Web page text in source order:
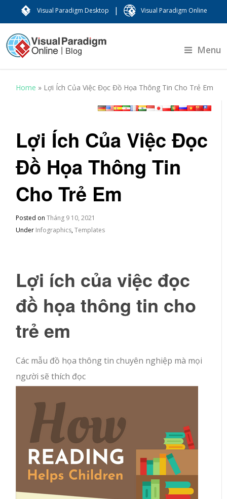
Visual Paradigm Desktop | Visual Paradigm Online
Menu
Home » Lợi Ích Của Việc Đọc Đồ Họa Thông Tin Cho Trẻ Em
Lợi Ích Của Việc Đọc
Đồ Họa Thông Tin
Cho Trẻ Em
Posted onTháng 9 10, 2021
Under Infographics,Templates
Lợi ích của việc đọc
đồ họa thông tin cho
trẻ em
Các mẫu đồ họa thông tin chuyên nghiệp mà mọi
người sẽ thích đọc